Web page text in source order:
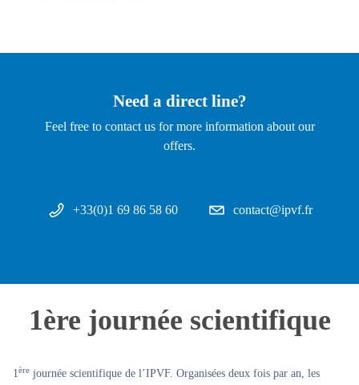
Need a direct line?
Feel free to contact us for more information about our
offers.
+33(0)1 69 86 58 60 contact@ipvf.fr
1ère journée scientifique
1ère journée scientifique de l’IPVF. Organisées deux fois par an, les